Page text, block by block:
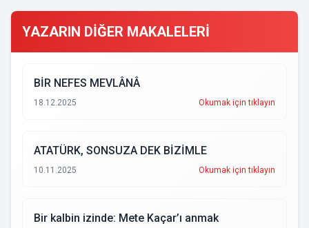
YAZARIN DİĞER MAKALELERİ
BİR NEFES MEVLÂNÂ
18.12.2025 Okumak için tıklayın
ATATÜRK, SONSUZA DEK BİZİMLE
10.11.2025 Okumak için tıklayın
Bir kalbin izinde: Mete Kaçar’ı anmak